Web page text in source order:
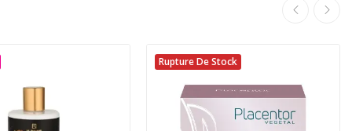
Rupture De Stock